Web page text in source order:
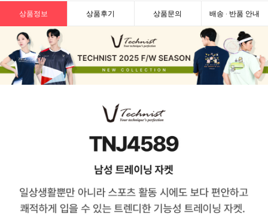
상품정보 상품후기 상품문의 배송 · 반품 안내